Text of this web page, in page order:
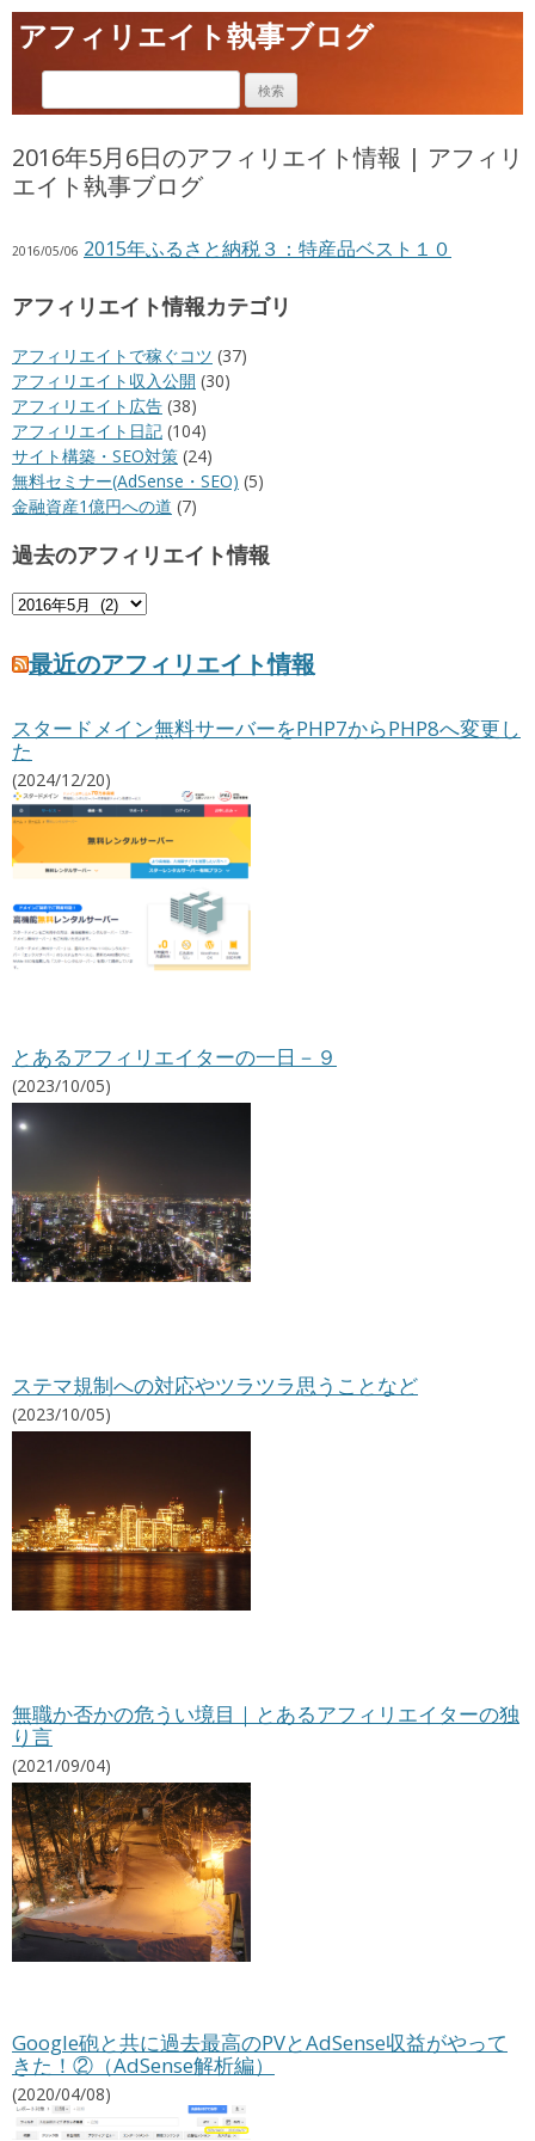
アフィリエイト執事ブログ
2016年5月6日のアフィリエイト情報 | アフィリ
エイト執事ブログ
2016/05/06 2015年ふるさと納税３：特産品ベスト１０
アフィリエイト情報カテゴリ
アフィリエイトで稼ぐコツ (37)
アフィリエイト収入公開 (30)
アフィリエイト広告 (38)
アフィリエイト日記 (104)
サイト構築・SEO対策 (24)
無料セミナー(AdSense・SEO) (5)
金融資産1億円への道 (7)
過去のアフィリエイト情報
過
の
ア
ィ
リ
エ
イ
ト
情
最近のアフィリエイト情報
スタードメイン無料サーバーをPHP7からPHP8へ変更し
た
(2024/12/20)
とあるアフィリエイターの一日－９
(2023/10/05)
ステマ規制への対応やツラツラ思うことなど
(2023/10/05)
無職か否かの危うい境目｜とあるアフィリエイターの独
り言
(2021/09/04)
Google砲と共に過去最高のPVとAdSense収益がやって
きた！②（AdSense解析編）
(2020/04/08)